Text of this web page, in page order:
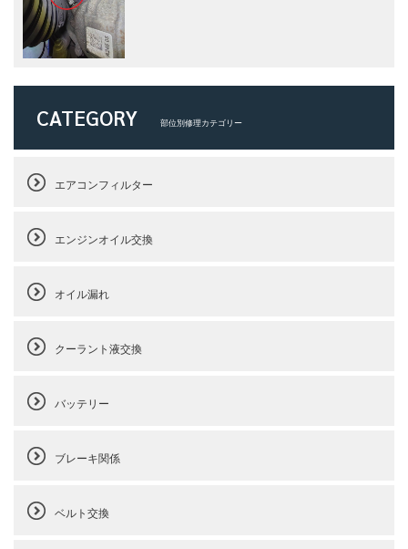
CATEGORY 部位別修理カテゴリー
エアコンフィルター
エンジンオイル交換
オイル漏れ
クーラント液交換
バッテリー
ブレーキ関係
ベルト交換